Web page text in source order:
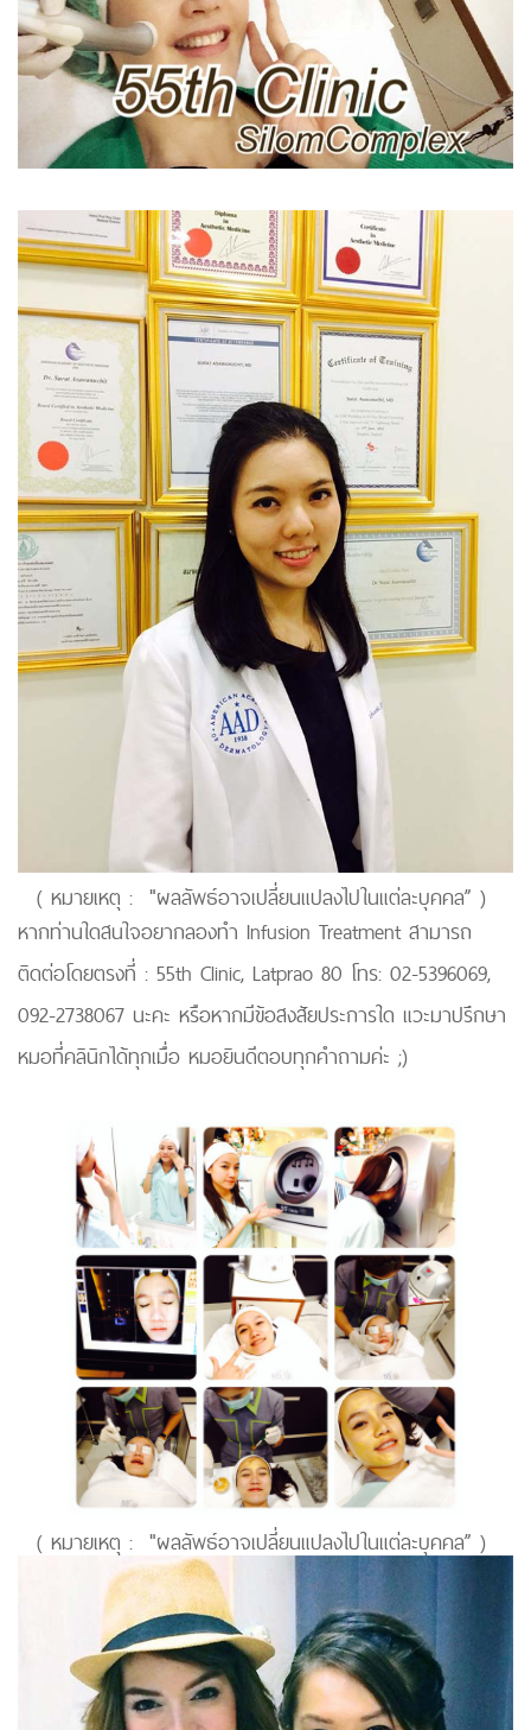
( หมายเหตุ : "ผลลัพธ์อาจเปลี่ยนแปลงไปในแต่ละบุคคล” )
หากท่านใดสนใจอยากลองทำ Infusion Treatment สามารถ
ติดต่อโดยตรงที่ : 55th Clinic, Latprao 80 โทร: 02-5396069,
092-2738067 นะคะ หรือหากมีข้อสงสัยประการใด แวะมาปรึกษา
หมอที่คลินิกได้ทุกเมื่อ หมอยินดีตอบทุกคำถามค่ะ ;)
( หมายเหตุ : "ผลลัพธ์อาจเปลี่ยนแปลงไปในแต่ละบุคคล” )